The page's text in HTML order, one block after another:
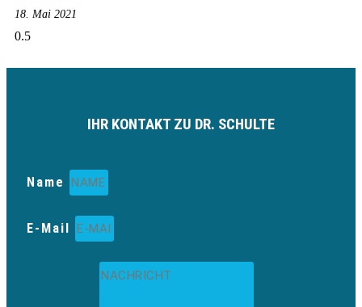
18. Mai 2021
IHR KONTAKT ZU DR. SCHULTE
Name
E-Mail